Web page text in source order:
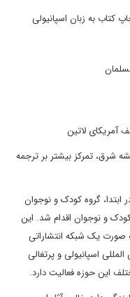
کتاب به زبان اسپانیولی
آمریکای لاتین
شرق، تمرکز بیشتر بر ترجمه
در ابتدا، گروه کودک و نوجوان
و نوجوان اقدام شد. این
صورت یک شبکه انتشاراتی
اسپانیولی و پرتغالی
این حوزه فعالیت دارد.